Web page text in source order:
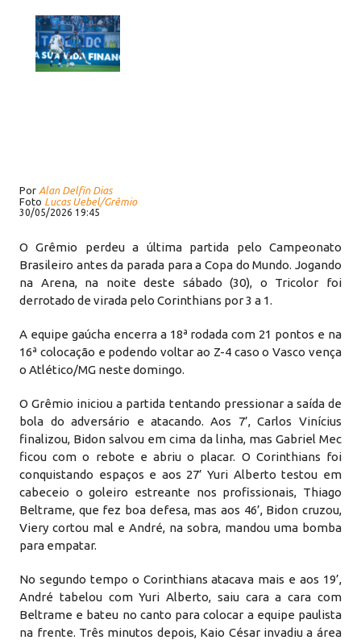
Por Alan Delfin Dias
Foto Lucas Uebel/Grêmio
30/05/2026 19:45
O Grêmio perdeu a última partida pelo Campeonato
Brasileiro antes da parada para a Copa do Mundo. Jogando
na Arena, na noite deste sábado (30), o Tricolor foi
derrotado de virada pelo Corinthians por 3 a 1.
A equipe gaúcha encerra a 18ª rodada com 21 pontos e na
16ª colocação e podendo voltar ao Z-4 caso o Vasco vença
o Atlético/MG neste domingo.
O Grêmio iniciou a partida tentando pressionar a saída de
bola do adversário e atacando. Aos 7’, Carlos Vinícius
finalizou, Bidon salvou em cima da linha, mas Gabriel Mec
ficou com o rebote e abriu o placar. O Corinthians foi
conquistando espaços e aos 27’ Yuri Alberto testou em
cabeceio o goleiro estreante nos profissionais, Thiago
Beltrame, que fez boa defesa, mas aos 46’, Bidon cruzou,
Viery cortou mal e André, na sobra, mandou uma bomba
para empatar.
No segundo tempo o Corinthians atacava mais e aos 19’,
André tabelou com Yuri Alberto, saiu cara a cara com
Beltrame e bateu no canto para colocar a equipe paulista
na frente. Três minutos depois, Kaio César invadiu a área